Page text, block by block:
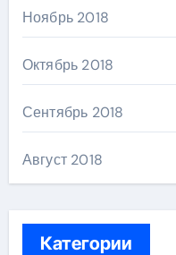
Ноябрь 2018
Октябрь 2018
Сентябрь 2018
Август 2018
Категории